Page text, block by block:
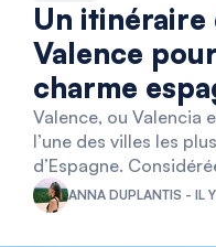
Un
Valence
charme
Valence, ou Valencia
l’une des villes les
d’Espagne.
ANNA DUPLANTIS - IL